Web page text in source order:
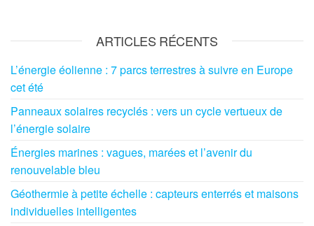
ARTICLES RÉCENTS
L’énergie éolienne : 7 parcs terrestres à suivre en Europe
cet été
Panneaux solaires recyclés : vers un cycle vertueux de
l’énergie solaire
Énergies marines : vagues, marées et l’avenir du
renouvelable bleu
Géothermie à petite échelle : capteurs enterrés et maisons
individuelles intelligentes